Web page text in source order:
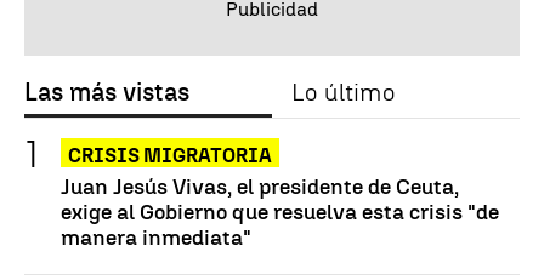
Las más vistas Lo último
CRISIS MIGRATORIA
Juan Jesús Vivas, el presidente de Ceuta,
exige al Gobierno que resuelva esta crisis "de
manera inmediata"